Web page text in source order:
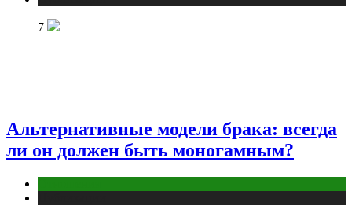
7
Альтернативные модели брака: всегда
ли он должен быть моногамным?